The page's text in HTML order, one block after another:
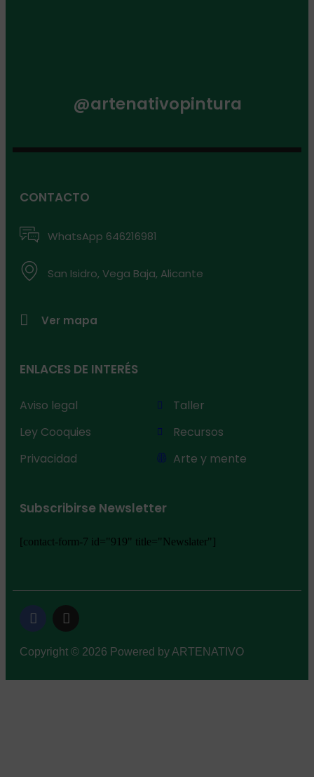
@artenativopintura
CONTACTO
WhatsApp 646216981
San Isidro, Vega Baja, Alicante
Ver mapa
ENLACES DE INTERÉS
Aviso legal
Ley Cooquies
Privacidad
Taller
Recursos
Arte y mente
Subscribirse Newsletter
[contact-form-7 id="919" title="Newslater"]
Copyright © 2026 Powered by ARTENATIVO